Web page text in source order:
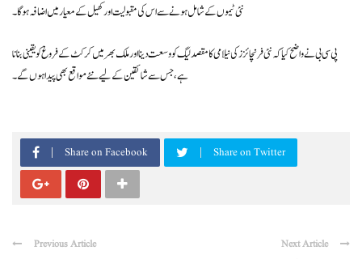
نئی ٹیموں کے شامل ہونے سے اس کی مقبولیت اور کھیل کے معیار میں اضافہ ہوگا۔
پی سی بی نے واضح کیا کہ نئی فرنچائزز کی نیلامی کا مقصد لیگ کو وسعت دینا اور ملک بھر میں کرکٹ کے فروغ کو یقینی بنانا
ہے، جس سے شائقین کے لیے نئے مواقع بھی پیدا ہوں گے۔
Share on Facebook Share on Twitter
Previous Article Next Article